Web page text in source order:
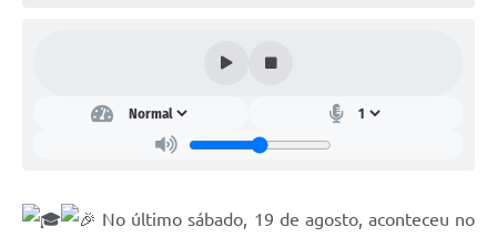
Serviços Online
Transparência
No último sábado, 19 de agosto, aconteceu no